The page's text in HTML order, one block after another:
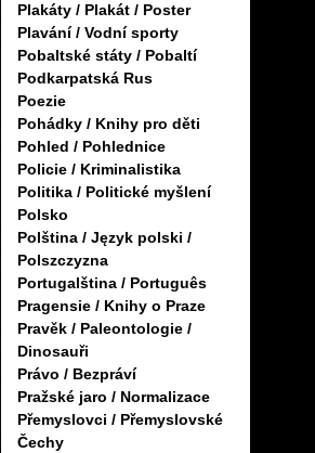
Plakáty / Plakát / Poster
Plavání / Vodní sporty
Pobaltské státy / Pobaltí
Podkarpatská Rus
Poezie
Pohádky / Knihy pro děti
Pohled / Pohlednice
Policie / Kriminalistika
Politika / Politické myšlení
Polsko
Polština / Język polski /
Polszczyzna
Portugalština / Português
Pragensie / Knihy o Praze
Pravěk / Paleontologie /
Dinosauři
Právo / Bezpráví
Pražské jaro / Normalizace
Přemyslovci / Přemyslovské
Čechy